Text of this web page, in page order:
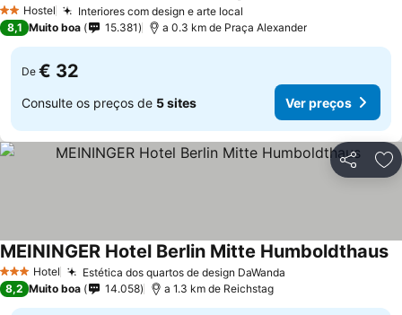
2 Estrelas
Hostel Interiores com design e arte local
8,1 Muito boa 15.381 a 0.3 km de Praça Alexander
De € 32
Consulte os preços de 5 sites Ver preços
Partilhar
3 EstrelasHotel Estética dos quartos de design DaWanda
MEININGER Hotel Berlin Mitte Humboldthaus
8,2 Muito boa 14.058 a 1.3 km de Reichstag